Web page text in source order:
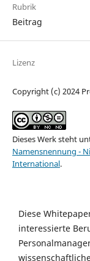
Rubrik
Beitrag
Lizenz
Copyright (c) 2024
Dieses Werk steht
Namensnennung -
International.
Diese
interessierte